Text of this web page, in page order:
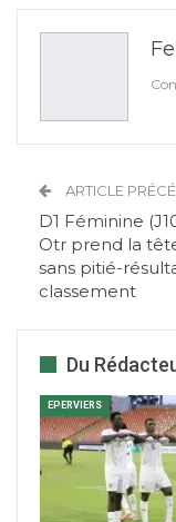
ARTICLE
D1 Féminine
Otr prend la
sans pitié-
classement
Du
EPERVIERS